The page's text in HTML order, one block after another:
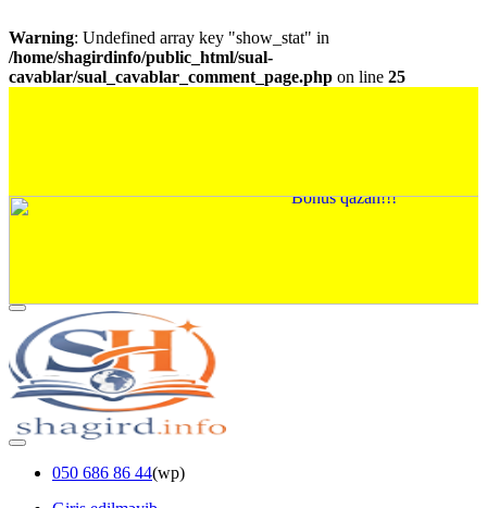
Warning: Undefined array key "show_stat" in
/home/shagirdinfo/public_html/sual-
cavablar/sual_cavablar_comment_page.php on line 25
050 686 86 44(wp)